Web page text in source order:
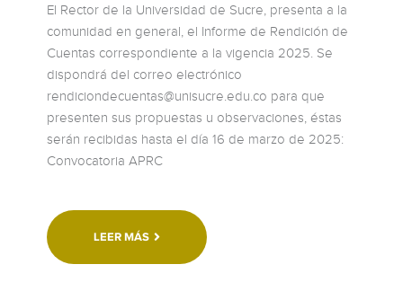
El Rector de la Universidad de Sucre, presenta a la
comunidad en general, el Informe de Rendición de
Cuentas correspondiente a la vigencia 2025. Se
dispondrá del correo electrónico
rendiciondecuentas@unisucre.edu.co para que
presenten sus propuestas u observaciones, éstas
serán recibidas hasta el día 16 de marzo de 2025:
Convocatoria APRC
LEER MÁS